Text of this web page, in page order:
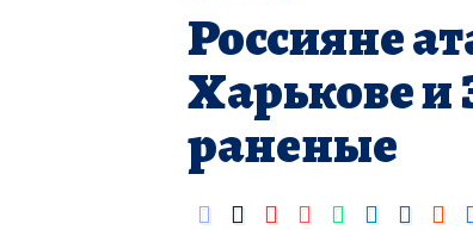
Россияне
Харькове и
раненые